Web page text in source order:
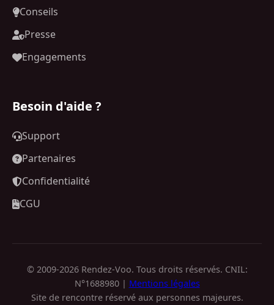
Conseils
Presse
Engagements
Besoin d'aide ?
Support
Partenaires
Confidentialité
CGU
© 2009-2026 Rendez-Voo. Tous droits réservés. CNIL:
N°1688980 | Mentions légales
Site de rencontre réservé aux personnes majeures.